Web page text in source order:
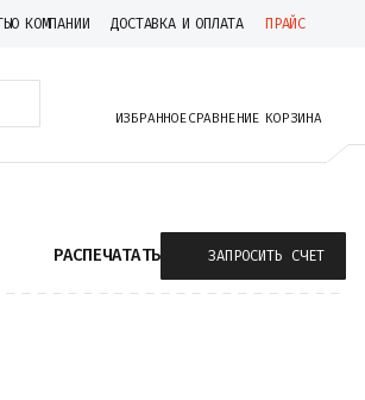
О КОМПАНИИ ДОСТАВКА И ОПЛАТА ПРАЙС
ИЗБРАННОЕСРАВНЕНИЕ КОРЗИНА
РАСПЕЧАТАТЬ ЗАПРОСИТЬ СЧЕТ